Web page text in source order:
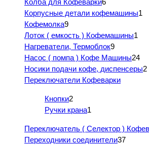
Колба для Кофеварки6
Корпусные детали кофемашины1
Кофемолка9
Лоток ( емкость ) Кофемашины1
Нагреватели, Термоблок9
Насос ( помпа ) Кофе Машины24
Носики подачи кофе, диспенсеры2
Переключатели Кофеварки
Кнопки2
Ручки крана1
Переключатель ( Селектор )
Переходники соединители37